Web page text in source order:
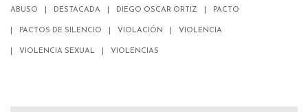
ABUSO
DESTACADA DIEGO OSCAR ORTIZ PACTO
PACTOS DE SILENCIO VIOLACIÓN VIOLENCIA
VIOLENCIA SEXUAL VIOLENCIAS